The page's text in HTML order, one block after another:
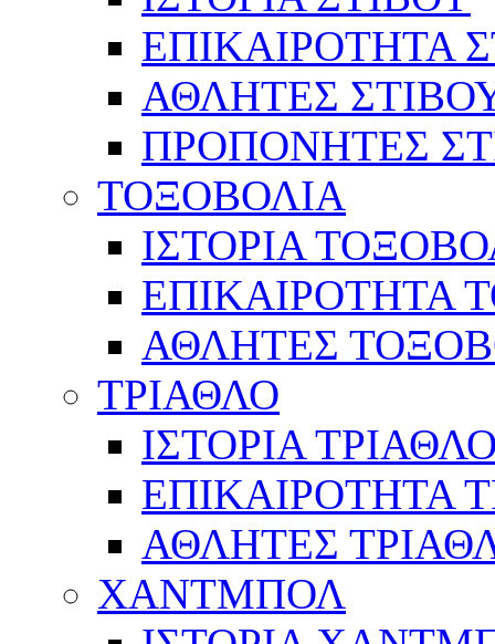
ΕΠΙΚΑΙΡΟΤΗΤΑ
ΑΘΛΗΤΕΣ
ΠΡΟΠΟΝΗΤΕΣ
ΤΟΞΟΒΟΛΙΑ
ΙΣΤΟΡΙΑ
ΕΠΙΚΑΙΡΟΤΗΤΑ
ΑΘΛΗΤΕΣ
ΤΡΙΑΘΛΟ
ΙΣΤΟΡΙΑ
ΕΠΙΚΑΙΡΟΤΗΤΑ
ΑΘΛΗΤΕΣ
ΧΑΝΤΜΠΟΛ